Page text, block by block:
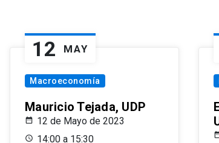
12 MAY
Macroeconomía
Mauricio Tejada, UDP
12 de Mayo de 2023
14:00 a 15:30